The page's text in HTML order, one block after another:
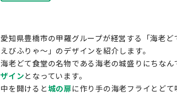
愛知県豊橋市の甲羅グループが経営する「海老
えびふりゃ〜」のデザインを紹介します。
海老どて食堂の名物である海老の城盛りにちなん
ザインとなっています。
中を開けると城の扉に作り手の海老フライとどて